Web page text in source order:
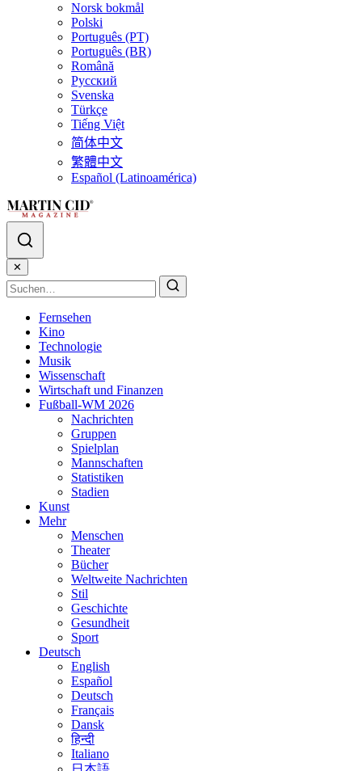
Norsk bokmål
Polski
Português (PT)
Português (BR)
Română
Русский
Svenska
Türkçe
Tiếng Việt
简体中文
繁體中文
Español (Latinoamérica)
✕
Fernsehen
Kino
Technologie
Musik
Wissenschaft
Wirtschaft und Finanzen
Fußball-WM 2026
Nachrichten
Gruppen
Spielplan
Mannschaften
Statistiken
Stadien
Kunst
Mehr
Menschen
Theater
Bücher
Weltweite Nachrichten
Stil
Geschichte
Gesundheit
Sport
Deutsch
English
Español
Deutsch
Français
Dansk
हिन्दी
Italiano